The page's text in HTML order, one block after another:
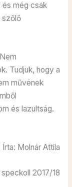
és még csak
szőlő
Tudjuk, hogy a
művének
és lazultság.
Írta: Molnár Attila
2017/18